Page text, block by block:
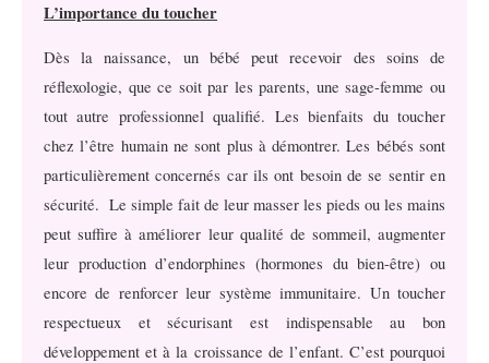
L’importance du toucher
Dès la naissance, un bébé peut recevoir des soins de
réflexologie, que ce soit par les parents, une sage-femme ou
tout autre professionnel qualifié. Les bienfaits du toucher
chez l’être humain ne sont plus à démontrer. Les bébés sont
particulièrement concernés car ils ont besoin de se sentir en
sécurité. Le simple fait de leur masser les pieds ou les mains
peut suffire à améliorer leur qualité de sommeil, augmenter
leur production d’endorphines (hormones du bien-être) ou
encore de renforcer leur système immunitaire. Un toucher
respectueux et sécurisant est indispensable au bon
développement et à la croissance de l’enfant. C’est pourquoi